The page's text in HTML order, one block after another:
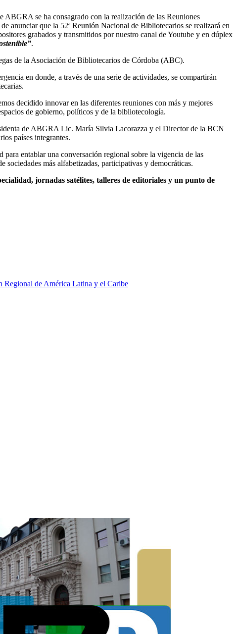
ABGRA se ha consagrado con la realización de las Reuniones
anunciar que la 52ª Reunión Nacional de Bibliotecarios se realizará en
grabados y transmitidos por nuestro canal de Youtube y en dúplex
.
de la Asociación de Bibliotecarios de Córdoba (ABC).
en donde, a través de una serie de actividades, se compartirán
decidido innovar en las diferentes reuniones con más y mejores
de gobierno, políticos y de la bibliotecología.
de ABGRA Lic. María Silvia Lacorazza y el Director de la BCN
países integrantes.
entablar una conversación regional sobre la vigencia de las
más alfabetizadas, participativas y democráticas.
jornadas satélites, talleres de editoriales y un punto de
Regional de América Latina y el Caribe